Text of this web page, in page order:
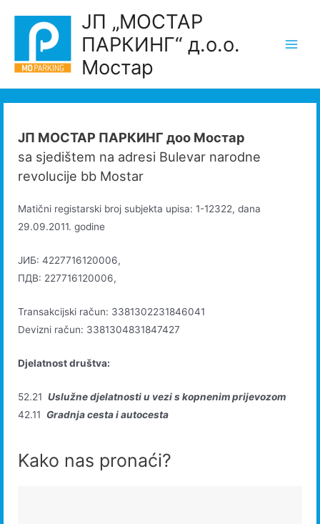
ЈП „МОСТАР
ПАРКИНГ“ д.о.о.
Мостар
ЈП МОСТАР ПАРКИНГ доо Мостар
sa sjedištem na adresi Bulevar narodne
revolucije bb Mostar
Matični registarski broj subjekta upisa: 1-12322, dana
29.09.2011. godine
ЈИБ: 4227716120006,
ПДВ: 227716120006,
Transakcijski račun: 3381302231846041
Devizni račun: 3381304831847427
Djelatnost društva:
52.21 Uslužne djelatnosti u vezi s kopnenim prijevozom
42.11 Gradnja cesta i autocesta
Kako nas pronaći?